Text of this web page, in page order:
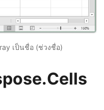
เป็นชื่อ (ช่วงชื่อ)